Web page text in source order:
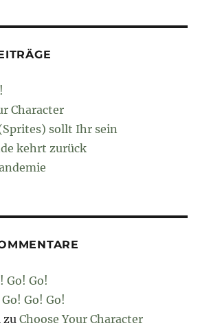
Character
sollt Ihr sein
kehrt zurück
Go! Go!
Go! Go! Go!
zuChoose Your Character